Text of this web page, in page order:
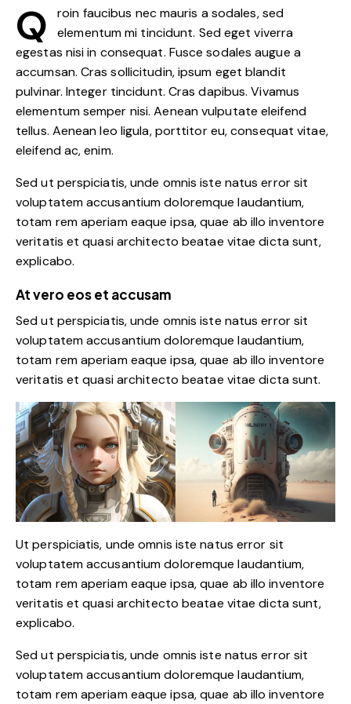
Q
roin faucibus nec mauris a sodales, sed
elementum mi tincidunt. Sed eget viverra
egestas nisi in consequat. Fusce sodales augue a
accumsan. Cras sollicitudin, ipsum eget blandit
pulvinar. Integer tincidunt. Cras dapibus. Vivamus
elementum semper nisi. Aenean vulputate eleifend
tellus. Aenean leo ligula, porttitor eu, consequat vitae,
eleifend ac, enim.
Sed ut perspiciatis, unde omnis iste natus error sit
voluptatem accusantium doloremque laudantium,
totam rem aperiam eaque ipsa, quae ab illo inventore
veritatis et quasi architecto beatae vitae dicta sunt,
explicabo.
At vero eos et accusam
Sed ut perspiciatis, unde omnis iste natus error sit
voluptatem accusantium doloremque laudantium,
totam rem aperiam eaque ipsa, quae ab illo inventore
veritatis et quasi architecto beatae vitae dicta sunt.
Ut perspiciatis, unde omnis iste natus error sit
voluptatem accusantium doloremque laudantium,
totam rem aperiam eaque ipsa, quae ab illo inventore
veritatis et quasi architecto beatae vitae dicta sunt,
explicabo.
Sed ut perspiciatis, unde omnis iste natus error sit
voluptatem accusantium doloremque laudantium,
totam rem aperiam eaque ipsa, quae ab illo inventore